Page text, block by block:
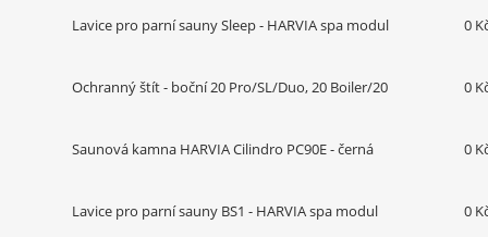
Lavice pro parní sauny Sleep - HARVIA spa modul 0
Ochranný štít - boční 20 Pro/SL/Duo, 20 Boiler/20 0
Saunová kamna HARVIA Cilindro PC90E - černá 0
Lavice pro parní sauny BS1 - HARVIA spa modul 0